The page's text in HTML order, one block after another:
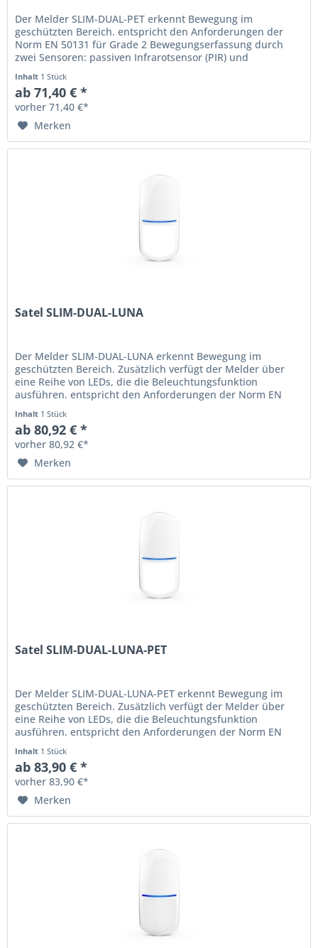
Der Melder SLIM-DUAL-PET erkennt Bewegung im
geschützten Bereich. entspricht den Anforderungen der
Norm EN 50131 für Grade 2 Bewegungserfassung durch
zwei Sensoren: passiven Infrarotsensor (PIR) und
Inhalt 1 Stück
ab 71,40 € *
vorher 71,40 €*
Merken
Satel SLIM-DUAL-LUNA
Der Melder SLIM-DUAL-LUNA erkennt Bewegung im
geschützten Bereich. Zusätzlich verfügt der Melder über
eine Reihe von LEDs, die die Beleuchtungsfunktion
ausführen. entspricht den Anforderungen der Norm EN
Inhalt 1 Stück
ab 80,92 € *
vorher 80,92 €*
Merken
Satel SLIM-DUAL-LUNA-PET
Der Melder SLIM-DUAL-LUNA-PET erkennt Bewegung im
geschützten Bereich. Zusätzlich verfügt der Melder über
eine Reihe von LEDs, die die Beleuchtungsfunktion
ausführen. entspricht den Anforderungen der Norm EN
Inhalt 1 Stück
ab 83,90 € *
vorher 83,90 €*
Merken